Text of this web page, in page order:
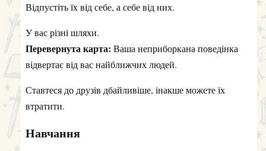
Відпустіть їх від себе, а себе від них.
У вас різні шляхи.
Перевернута карта: Ваша неприборкана поведінка
відвертає від вас найближчих людей.
Ставтеся до друзів дбайливіше, інакше можете їх
втратити.
Навчання